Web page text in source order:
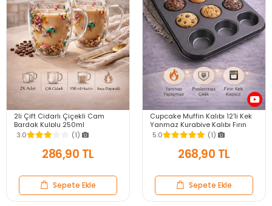
2li Çift Cidarlı Çiçekli Cam
Bardak Kulplu 250ml
Kurutulmuş Flower Meşrubat El
Yapımı Kahve Bardağı
3.0 (1)
286,90 TL
Sepete Ekle
Cupcake Muffin Kalıbı 12'li Kek
Yanmaz Kurabiye Kalıbı Fırın
Çörek Kapsül Tepsisi
Paslanmaz Siyah
5.0 (1)
268,90 TL
Sepete Ekle